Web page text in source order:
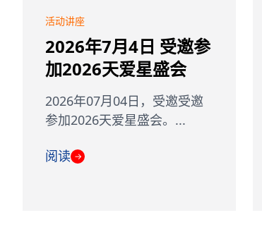
活动讲座
2026年7月4日 受邀参
加2026天爱星盛会
2026年07月04日，受邀受邀
参加2026天爱星盛会。...
阅读 →